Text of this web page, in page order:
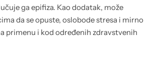
ga epifiza. Kao dodatak, može
da se opuste, oslobode stresa i mirno
primenu i kod određenih zdravstvenih